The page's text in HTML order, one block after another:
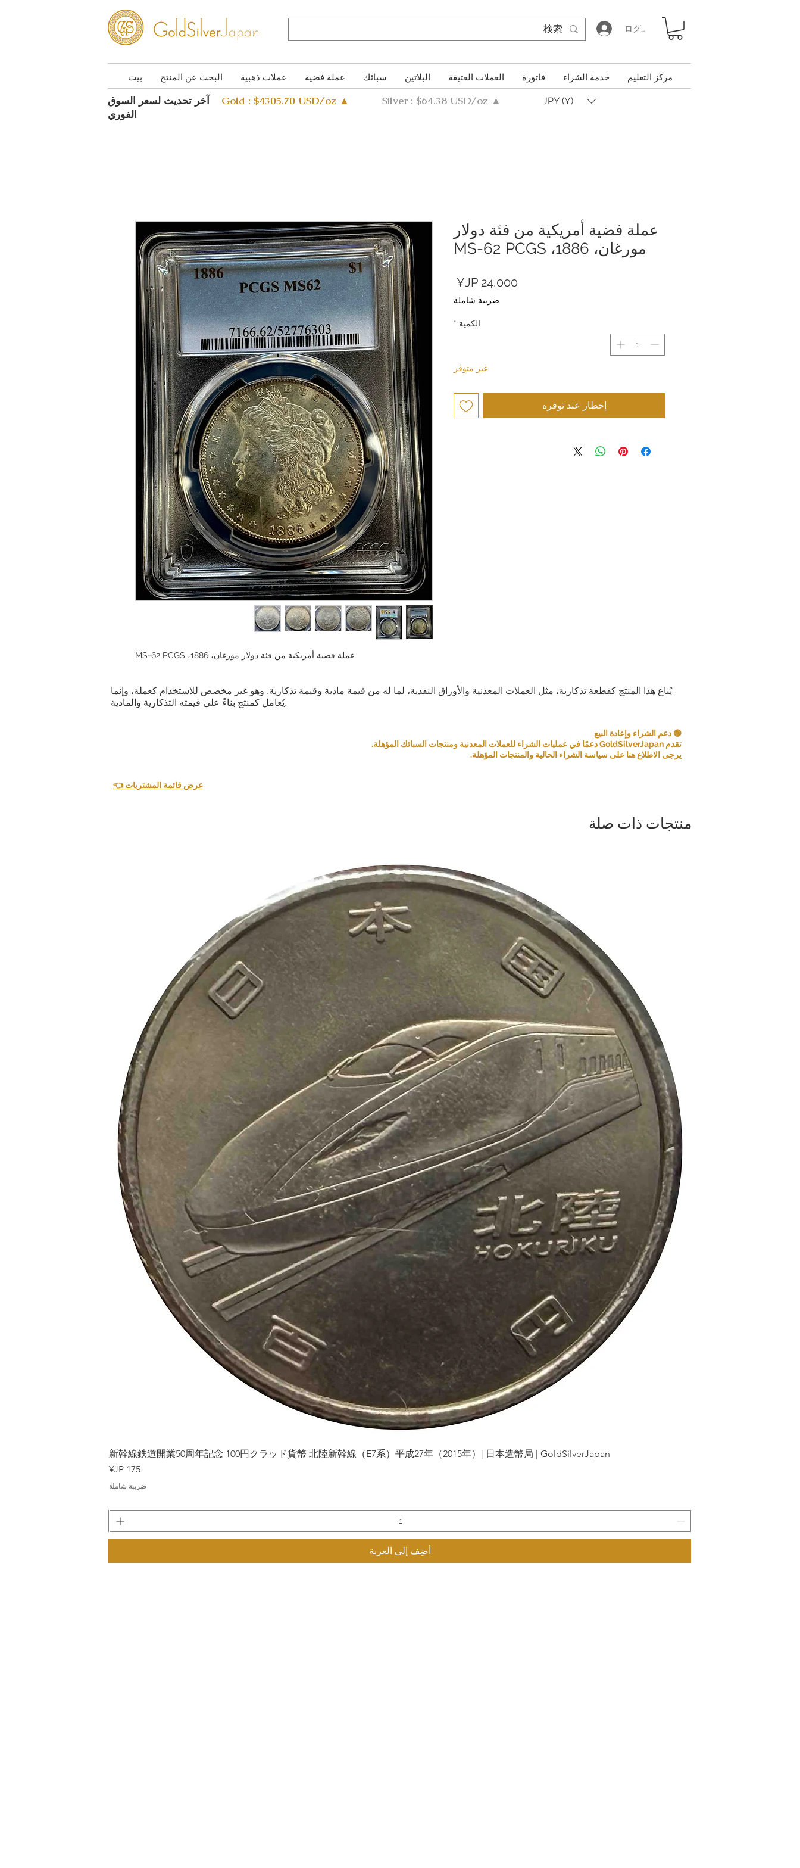
ログイン
بيت البحث عن المنتج عملات ذهبية عملة فضية سبائك البلاتين العملات العتيقة فاتورة خدمة الشراء مركز التعليم
آخر تحديث لسعر السوق
الفوري
Gold : $4305.70 USD/oz ▲ Silver : $64.38 USD/oz ▲ JPY (¥)
عملة فضية أمريكية من فئة دولار مورغان، 1886، MS-62 PCGS
عملة فضية أمريكية من فئة دولار
مورغان، 1886، MS-62 PCGS
ضريبة شاملة
الكمية *
غير متوفر
إخطار عند توفره
يُباع هذا المنتج كقطعة تذكارية، مثل العملات المعدنية والأوراق النقدية، لما له من قيمة مادية وقيمة تذكارية. وهو غير مخصص للاستخدام كعملة، وإنما
يُعامل كمنتج بناءً على قيمته التذكارية والمادية.
🟢 دعم الشراء وإعادة البيع
تقدم GoldSilverJapan دعمًا في عمليات الشراء للعملات المعدنية ومنتجات السبائك المؤهلة.
يرجى الاطلاع هنا على سياسة الشراء الحالية والمنتجات المؤهلة.
👈 عرض قائمة المشتريات
منتجات ذات صلة
العرض السريع
新幹線鉄道開業50周年記念 100円クラッド貨幣 北陸新幹線（E7系）平成27年（2015年）| 日本造幣局 | GoldSilverJapan
السعر
ضريبة شاملة
أضِف إلى العربة